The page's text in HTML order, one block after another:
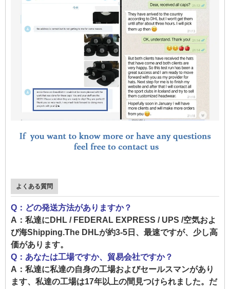
よくある質問
Q：どの発送方法がありますか？
A：私達にDHL / FEDERAL EXPRESS / UPS /空気およ
び海Shipping.The DHLが約3-5日、最速ですが、少し高
価があります。
Q：あなたは工場ですか、貿易会社ですか？
A：私達に私達の自身の工場およびセールスマンがあり
ます、私達の工場は17年以上の間見つけられました。だ